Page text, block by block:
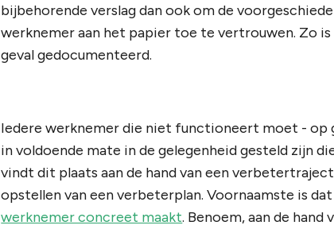
bijbehorende verslag dan ook om de
werknemer aan het papier toe te vertrouwen. Zo
geval gedocumenteerd.
Iedere werknemer die niet functioneert moet - op
in voldoende mate in de gelegenheid gesteld zijn
vindt dit plaats aan de hand van een
opstellen van een verbeterplan. Voornaamste is
werknemer concreet maakt. Benoem, aan de